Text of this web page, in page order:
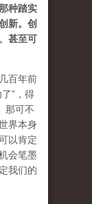
种踏实
新。创
甚至可
百年前
”，得
那可不
界本身
以肯定
会笔墨
我们的